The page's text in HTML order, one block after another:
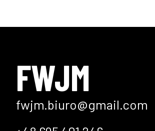
FWJM
fwjm.biuro@gmail.com